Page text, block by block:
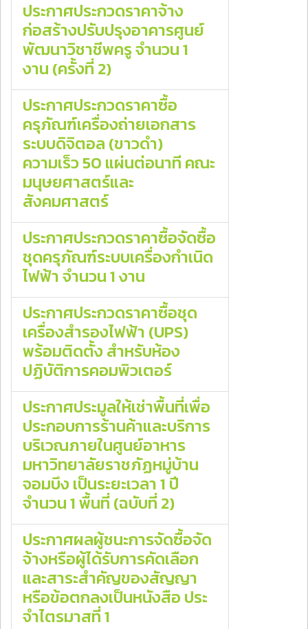
ประกาศประกวดราคาจ้าง
ก่อสร้างปรับปรุงอาคารศูนย์
พัฒนาวิชาชีพครู จํานวน 1
งาน (ครั้งที่ 2)
ประกาศประกวดราคาซื้อ
ครุภัณฑ์เครื่องถ่ายเอกสาร
ระบบดิจิตอล (ขาวดํา)
ความเร็ว 50 แผ่นต่อนาที คณะ
มนุษยศาสตร์และ
สังคมศาสตร์
ประกาศประกวดราคาซื้อจัดซื้อ
ชุดครุภัณฑ์ระบบเครื่องกำเนิด
ไฟฟ้า จํานวน 1 งาน
ประกาศประกวดราคาซื้อชุด
เครื่องสํารองไฟฟ้า (UPS)
พร้อมติดตั้ง สําหรับห้อง
ปฏิบัติการคอมพิวเตอร์
ประกาศประมูลให้เช่าพื้นที่เพื่อ
ประกอบการร้านค้าและบริการ
บริเวณภายในศูนย์อาหาร
มหาวิทยาลัยราชภัฏหมู่บ้าน
จอมบึง เป็นระยะเวลา 1 ปี
จำนวน 1 พื้นที่ (ฉบับที่ 2)
ประกาศผลผู้ชนะการจัดซื้อจัด
จ้างหรือผู้ได้รับการคัดเลือก
และสาระสําคัญของสัญญา
หรือข้อตกลงเป็นหนังสือ ประ
จําไตรมาสที่ 1